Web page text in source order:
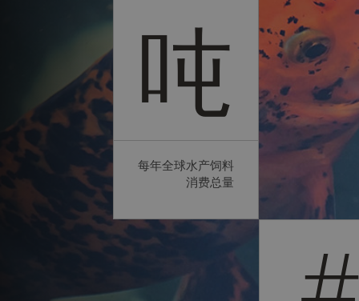
吨
每年全球水产饲料
消费总量